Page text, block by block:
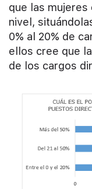
que las
nivel,
0% al 20% de
ellos cree que
de los cargos